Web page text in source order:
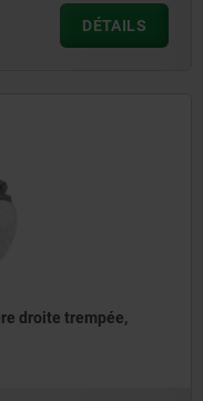
DÉTAILS
droite trempée,